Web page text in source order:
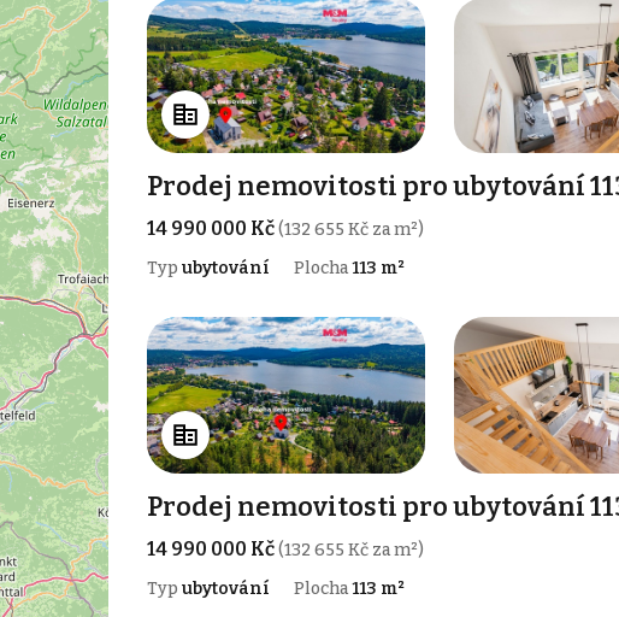
Prodej nemovitosti pro ubytování
14 990 000 Kč(132 655 Kč za m²)
Typ ubytování Plocha113 m²
Prodej nemovitosti pro ubytování
14 990 000 Kč(132 655 Kč za m²)
Typ ubytování Plocha113 m²